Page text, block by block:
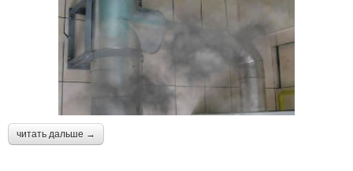
читать дальше →